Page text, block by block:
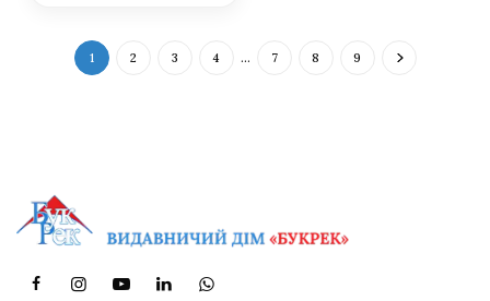
1 2 3 4 … 7 8 9